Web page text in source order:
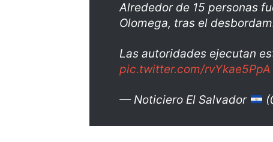
Alrededor de 15 personas
Olomega, tras el
Las autoridades ejecutan
pic.twitter.com/rvYkae5PpA
— Noticiero El Salvador